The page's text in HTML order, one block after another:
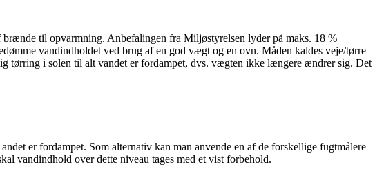
til opvarmning. Anbefalingen fra Miljøstyrelsen lyder på maks. 18 %
vandindholdet ved brug af en god vægt og en ovn. Måden kaldes veje/tørre
tørring i solen til alt vandet er fordampet, dvs. vægten ikke længere ændrer sig. Det
er fordampet. Som alternativ kan man anvende en af de forskellige fugtmålere
vandindhold over dette niveau tages med et vist forbehold.